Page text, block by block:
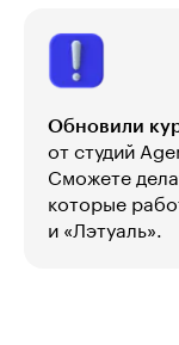
Обновили
от студий
Сможете
которые
и «Лэтуаль».